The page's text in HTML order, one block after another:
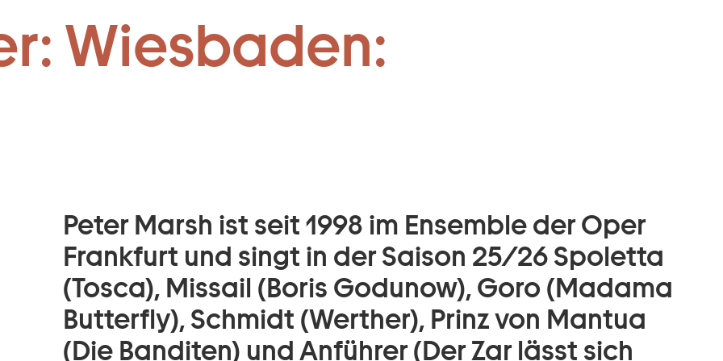
Zum Footer springen
Wiesbaden:
Peter Marsh ist seit 1998 im Ensemble der Oper
Frankfurt und singt in der Saison 25/26 Spoletta
(Tosca), Missail (Boris Godunow), Goro (Madama
Butterfly), Schmidt (Werther), Prinz von Mantua
(Die Banditen) und Anführer (Der Zar lässt sich